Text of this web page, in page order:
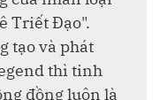
Triết Đạo".
tạo và phát
thì tinh
đồng luôn là